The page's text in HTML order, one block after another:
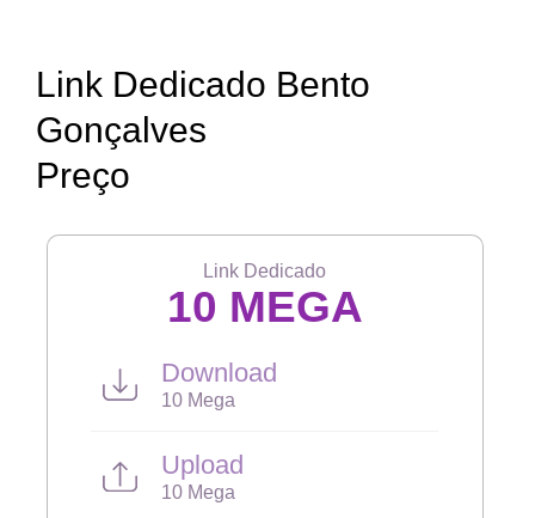
Link Dedicado Bento
Gonçalves
Preço
Link Dedicado
10 MEGA
Download
10 Mega
Upload
10 Mega